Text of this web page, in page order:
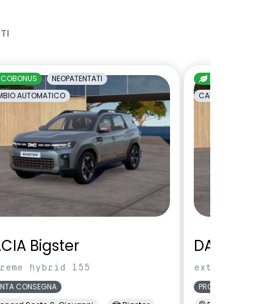
NEOPATENTATI
AUTOMATICO
Bigster
hybrid 155
CONSEGNA
ECOBONUS
CAMBIO
DACIA
extreme
PRONTA CONSEGNA